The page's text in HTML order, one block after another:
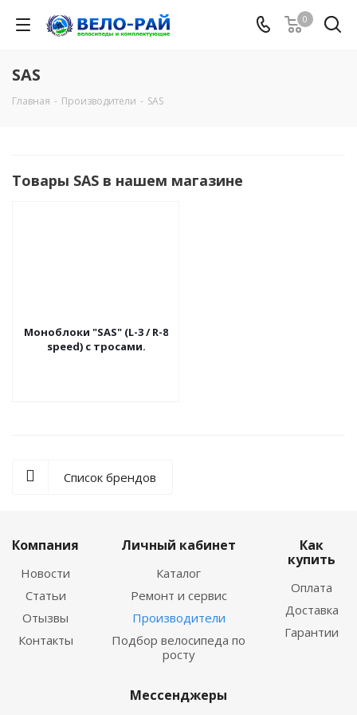
0
SAS
Главная - Производители - SAS
Товары SAS в нашем магазине
Моноблоки "SAS" (L-3 / R-8
speed) с тросами.
Список брендов
Компания
Новости
Статьи
Отызвы
Контакты
Личный кабинет
Каталог
Ремонт и сервис
Производители
Подбор велосипеда по
росту
Как
купить
Оплата
Доставка
Гарантии
Мессенджеры